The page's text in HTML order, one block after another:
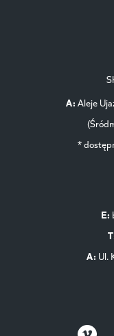
A: Aleje
*
E:
A: Ul.